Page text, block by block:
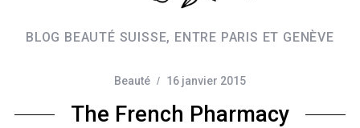
BLOG BEAUTÉ SUISSE, ENTRE PARIS ET GENÈVE
Beauté 16 janvier 2015
The French Pharmacy